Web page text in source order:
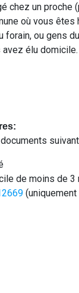
chez un proche
où vous êtes
forain, ou gens
avez élu domicile.
de moins de 3
(uniquement